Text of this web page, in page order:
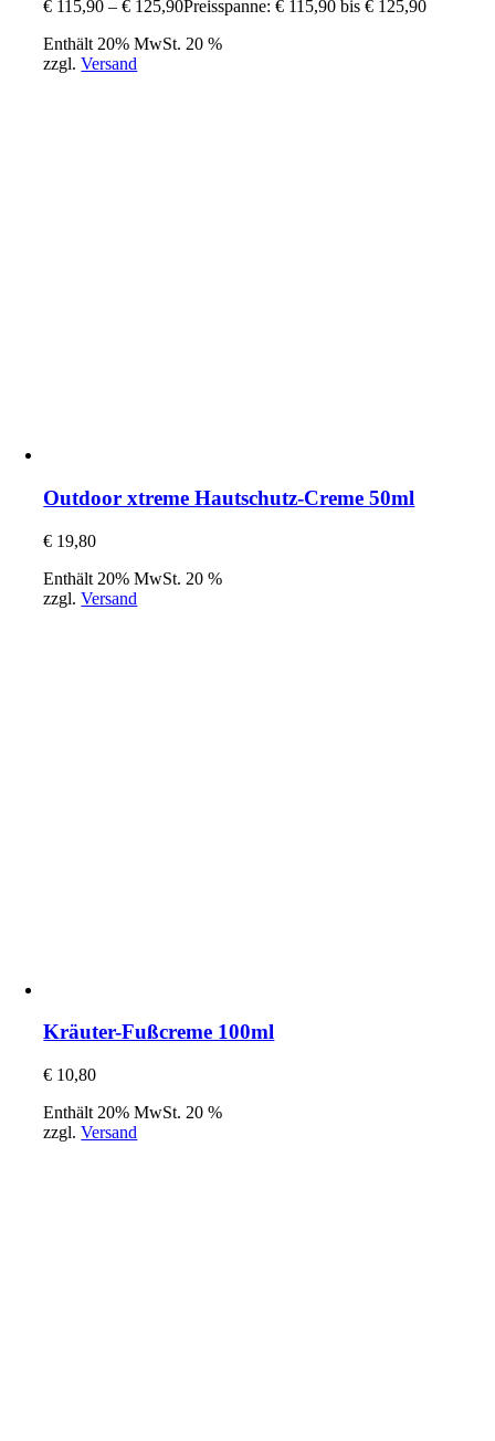
€ 115,90 –€ 125,90Preisspanne: € 115,90 bis € 125,90
Enthält 20% MwSt. 20 %
zzgl.Versand
Outdoor xtreme Hautschutz-Creme 50ml
€ 19,80
Enthält 20% MwSt. 20 %
zzgl.Versand
Kräuter-Fußcreme 100ml
€ 10,80
Enthält 20% MwSt. 20 %
zzgl.Versand